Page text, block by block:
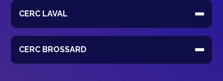
CERC LAVAL
CERC BROSSARD